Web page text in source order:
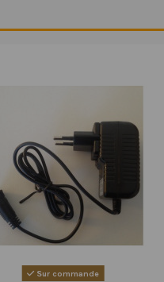
Sur commande